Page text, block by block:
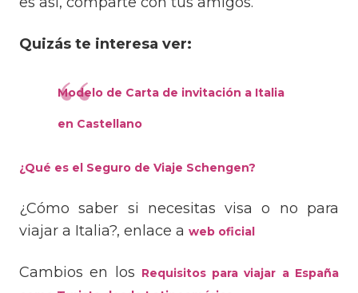
Quizás te interesa ver:
Modelo de Carta de invitación a Italia
en Castellano
¿Qué es el Seguro de Viaje Schengen?
¿Cómo saber si necesitas visa o no para
viajar a Italia?, enlace a web oficial
Cambios en los Requisitos para viajar a España